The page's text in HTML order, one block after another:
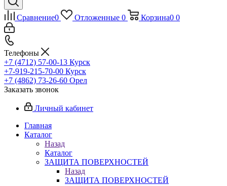
Сравнение0 Отложенные 0 Корзина0 0
Телефоны
+7 (4712) 57-00-13 Курск
+7-919-215-70-00 Курск
+7 (4862) 73-26-60 Орел
Заказать звонок
Личный кабинет
Главная
Каталог
Назад
Каталог
ЗАЩИТА ПОВЕРХНОСТЕЙ
Назад
ЗАЩИТА ПОВЕРХНОСТЕЙ